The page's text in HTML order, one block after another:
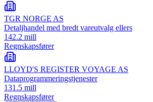
TGR NORGE AS
Detaljhandel med bredt vareutvalg ellers
142.2 mill
Regnskapsfører
LLOYD'S REGISTER VOYAGE AS
Dataprogrammeringstjenester
131.5 mill
Regnskapsfører